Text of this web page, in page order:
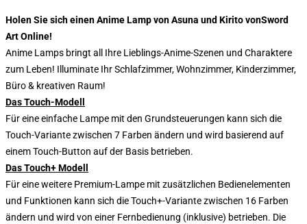
Holen Sie sich einen Anime Lamp von Asuna und Kirito vonSword
Art Online!
Anime Lamps bringt all Ihre Lieblings-Anime-Szenen und Charaktere
zum Leben! Illuminate Ihr Schlafzimmer, Wohnzimmer, Kinderzimmer,
Büro & kreativen Raum!
Das Touch-Modell
Für eine einfache Lampe mit den Grundsteuerungen kann sich die
Touch-Variante zwischen 7 Farben ändern und wird basierend auf
einem Touch-Button auf der Basis betrieben.
Das Touch+ Modell
Für eine weitere Premium-Lampe mit zusätzlichen Bedienelementen
und Funktionen kann sich die Touch+-Variante zwischen 16 Farben
ändern und wird von einer Fernbedienung (inklusive) betrieben. Die